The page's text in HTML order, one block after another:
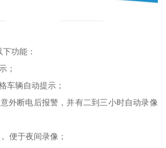
功能：
；
车辆自动提示；
外断电后报警，并有二到三小时自动录像
便于夜间录像；